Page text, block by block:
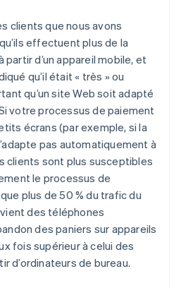
clients que nous avons
effectuent plus de la
d’un appareil mobile, et
qu’il était « très » ou
qu’un site Web soit adapté
votre processus de paiement
écrans (par exemple, si la
pas automatiquement à
clients sont plus susceptibles
le processus de
plus de 50 % du trafic du
des téléphones
des paniers sur appareils
fois supérieur à celui des
d’ordinateurs de bureau.